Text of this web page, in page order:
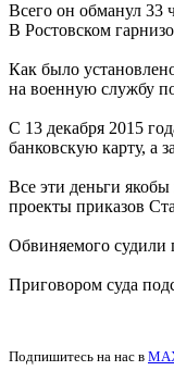
Всего он обманул 33
В Ростовском
Как было
на военную службу
С 13 декабря 2015
банковскую карту, а
Все эти деньги
проекты приказов
Обвиняемого судили
Приговором суда
Подпишитесь на нас в